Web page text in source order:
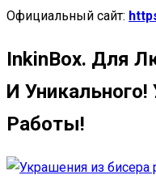
Официальный сайт:
InkinBox. Для
И
Работы!